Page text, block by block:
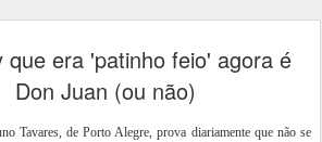
que era 'patinho feio' agora é
Don Juan (ou não)
Tavares, de Porto Alegre, prova diariamente que não se